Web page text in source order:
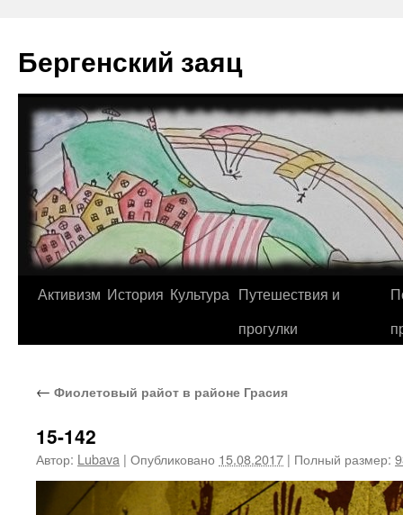
содержимому
Бергенский заяц
Активизм История Культура Путешествия и
прогулки
← Фиолетовый райот в районе Грасия
15-142
Автор: Lubava | Опубликовано 15.08.2017 | Полный размер: